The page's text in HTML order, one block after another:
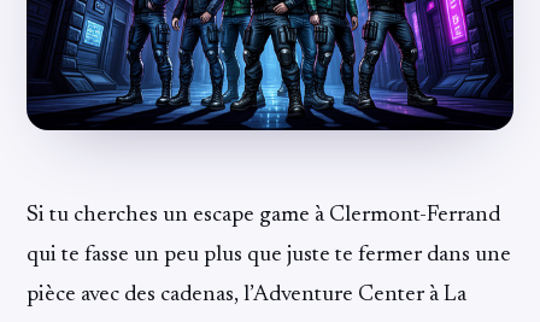
Si tu cherches un escape game à Clermont-Ferrand
qui te fasse un peu plus que juste te fermer dans une
pièce avec des cadenas, l’Adventure Center à La